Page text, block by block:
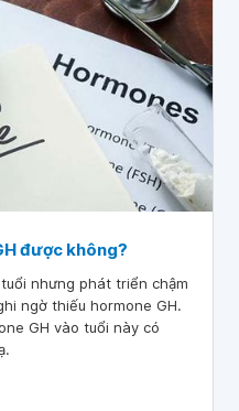
được không?
nhưng phát triển chậm
ngờ thiếu hormone GH.
GH vào tuổi này có